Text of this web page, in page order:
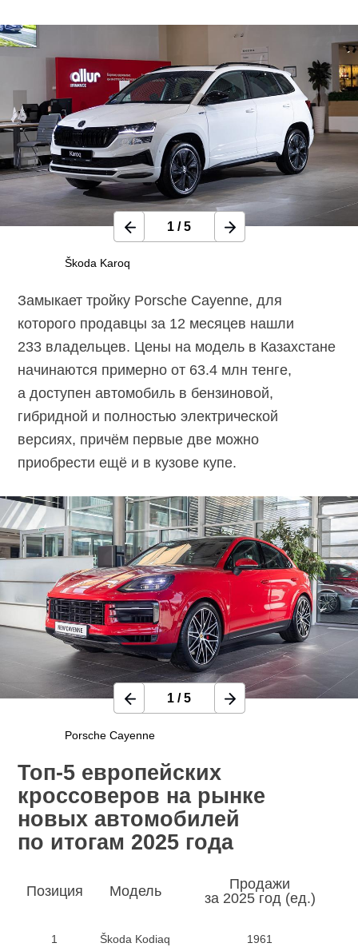
Škoda Karoq
1 /5
Замыкает тройку Porsche Cayenne, для
которого продавцы за 12 месяцев нашли
233 владельцев. Цены на модель в Казахстане
начинаются примерно от 63.4 млн тенге,
а доступен автомобиль в бензиновой,
гибридной и полностью электрической
версиях, причём первые две можно
приобрести ещё и в кузове купе.
Porsche Cayenne
1 /5
Топ-5 европейских
кроссоверов на рынке
новых автомобилей
по итогам 2025 года
Позиция Модель
Продажи
за 2025 год (ед.)
1 Škoda Kodiaq
1961